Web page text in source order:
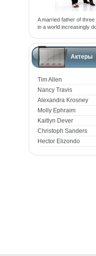
A married father of
in a world increasingly
Актеры
Tim Allen
Nancy Travis
Alexandra Krosney
Molly Ephraim
Kaitlyn Dever
Christoph Sanders
Hector Elizondo